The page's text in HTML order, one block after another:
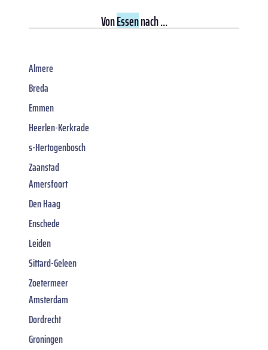
VonEssennach ...
Almere
Breda
Emmen
Heerlen-Kerkrade
s-Hertogenbosch
Zaanstad
Amersfoort
Den Haag
Enschede
Leiden
Sittard-Geleen
Zoetermeer
Amsterdam
Dordrecht
Groningen